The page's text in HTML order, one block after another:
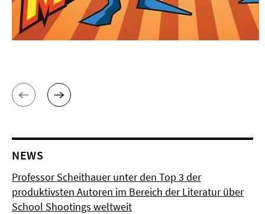
NEWS
Professor Scheithauer unter den Top 3 der
produktivsten Autoren im Bereich der Literatur über
School Shootings weltweit